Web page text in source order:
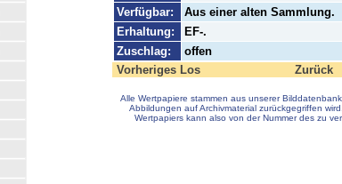
Verfügbar:
Aus einer alten Sammlung.
Erhaltung:
EF-.
Zuschlag:
offen
Vorheriges Los
Zurück
Alle Wertpapiere stammen aus unserer
Abbildungen auf Archivmaterial zurückgegriffen
Wertpapiers kann also von der Nummer des zu